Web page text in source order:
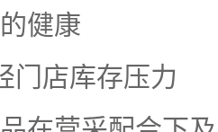
健康
店库存压力